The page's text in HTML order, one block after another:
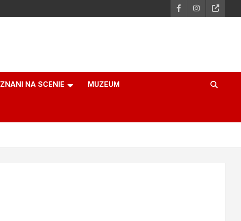
ZNANI NA SCENIE MUZEUM